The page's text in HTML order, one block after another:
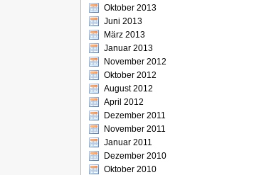
Oktober 2013
Juni 2013
März 2013
Januar 2013
November 2012
Oktober 2012
August 2012
April 2012
Dezember 2011
November 2011
Januar 2011
Dezember 2010
Oktober 2010